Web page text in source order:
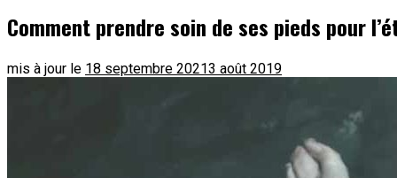
Comment prendre soin de ses pieds pour
mis à jour le 18 septembre 20213 août 2019